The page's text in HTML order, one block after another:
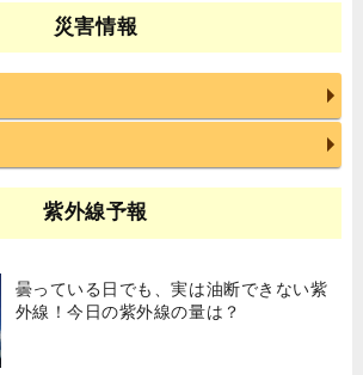
災害情報
紫外線予報
曇っている日でも、実は油断できない紫
外線！今日の紫外線の量は？